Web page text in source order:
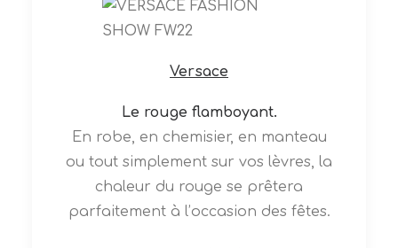
Versace
Le rouge flamboyant.
En robe, en chemisier, en manteau
ou tout simplement sur vos lèvres, la
chaleur du rouge se prêtera
parfaitement à l’occasion des fêtes.